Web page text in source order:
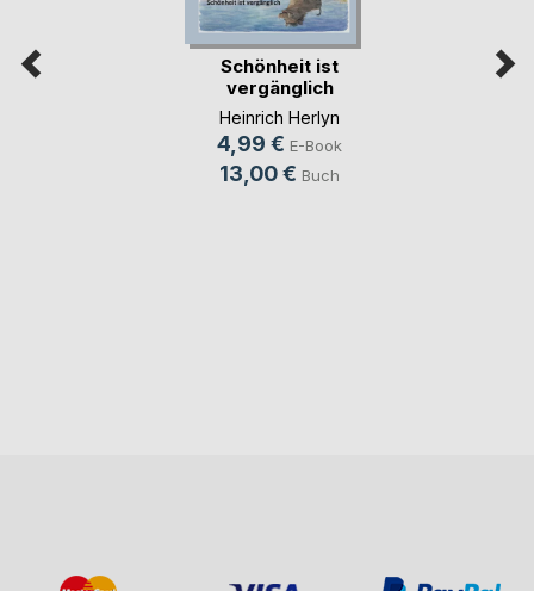
Schönheit ist
vergänglich
Heinrich Herlyn
4,99 € E-Book
13,00 € Buch